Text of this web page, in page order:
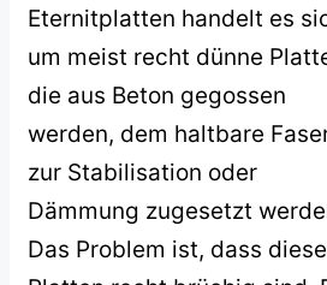
Eternitplatten handelt es
um meist recht dünne
die aus Beton gegossen
werden, dem haltbare
zur Stabilisation oder
Dämmung zugesetzt
Das Problem ist, dass diese